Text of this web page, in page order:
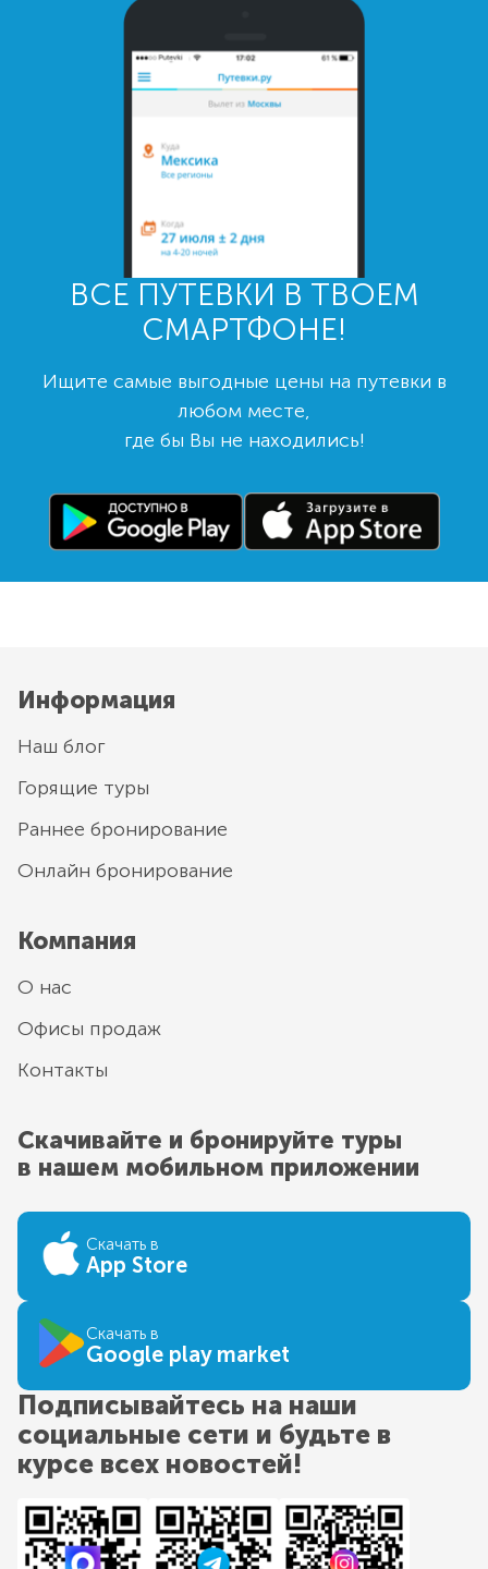
ВСЕ ПУТЕВКИ В ТВОЕМ
СМАРТФОНЕ!
Ищите самые выгодные цены на путевки в
любом месте,
где бы Вы не находились!
Информация
Наш блог
Горящие туры
Раннее бронирование
Онлайн бронирование
Компания
О нас
Офисы продаж
Контакты
Скачивайте и бронируйте туры
в нашем мобильном приложении
Скачать в
App Store
Скачать в
Google play market
Подписывайтесь на наши
социальные сети и будьте в
курсе всех новостей!